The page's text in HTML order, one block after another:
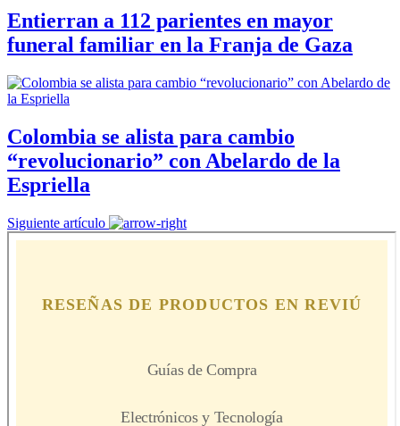
Entierran a 112 parientes en mayor
funeral familiar en la Franja de Gaza
Colombia se alista para cambio
“revolucionario” con Abelardo de la
Espriella
Siguiente artículo